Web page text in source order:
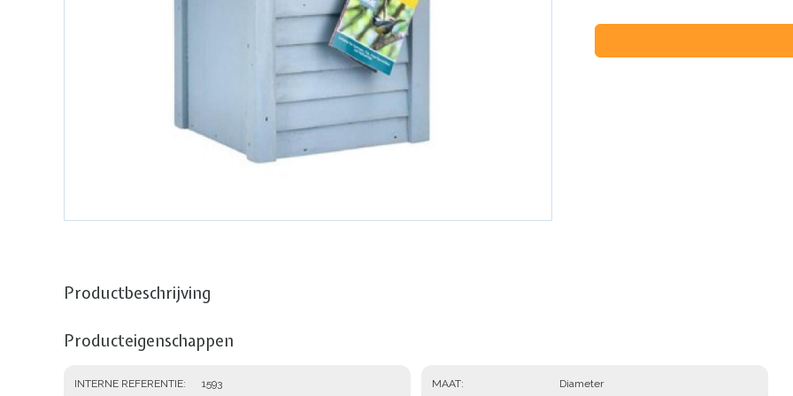
Productbeschrijving
Producteigenschappen
INTERNE REFERENTIE 1593 MAAT Diameter